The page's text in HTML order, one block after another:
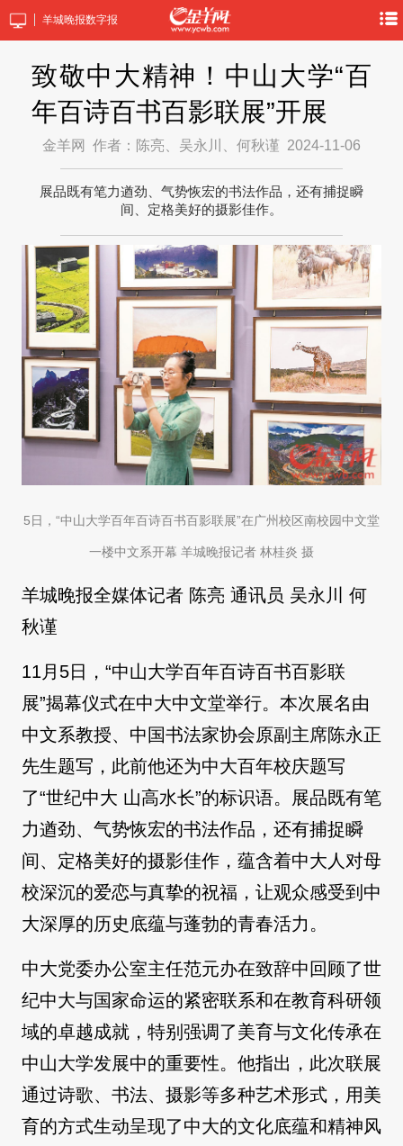
羊城晚报数字报
致敬中大精神！中山大学“百
年百诗百书百影联展”开展
金羊网 作者：陈亮、吴永川、何秋谨 2024-11-06
展品既有笔力遒劲、气势恢宏的书法作品，还有捕捉瞬
间、定格美好的摄影佳作。
5日，“中山大学百年百诗百书百影联展”在广州校区南校园中文堂
一楼中文系开幕 羊城晚报记者 林桂炎 摄
羊城晚报全媒体记者 陈亮 通讯员 吴永川 何
秋谨
11月5日，“中山大学百年百诗百书百影联
展”揭幕仪式在中大中文堂举行。本次展名由
中文系教授、中国书法家协会原副主席陈永正
先生题写，此前他还为中大百年校庆题写
了“世纪中大 山高水长”的标识语。展品既有笔
力遒劲、气势恢宏的书法作品，还有捕捉瞬
间、定格美好的摄影佳作，蕴含着中大人对母
校深沉的爱恋与真挚的祝福，让观众感受到中
大深厚的历史底蕴与蓬勃的青春活力。
中大党委办公室主任范元办在致辞中回顾了世
纪中大与国家命运的紧密联系和在教育科研领
域的卓越成就，特别强调了美育与文化传承在
中山大学发展中的重要性。他指出，此次联展
通过诗歌、书法、摄影等多种艺术形式，用美
育的方式生动呈现了中大的文化底蕴和精神风